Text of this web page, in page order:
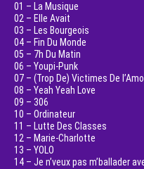
01 – La Musique
02 – Elle Avait
03 – Les Bourgeois
04 – Fin Du Monde
05 – 7h Du Matin
06 – Youpi-Punk
07 – (Trop De) Victimes De
08 – Yeah Yeah Love
09 – 306
10 – Ordinateur
11 – Lutte Des Classes
12 – Marie-Charlotte
13 – YOLO
14 – Je n’veux pas m’ballader